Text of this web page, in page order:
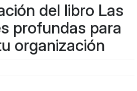
del libro Las
profundas para
organización